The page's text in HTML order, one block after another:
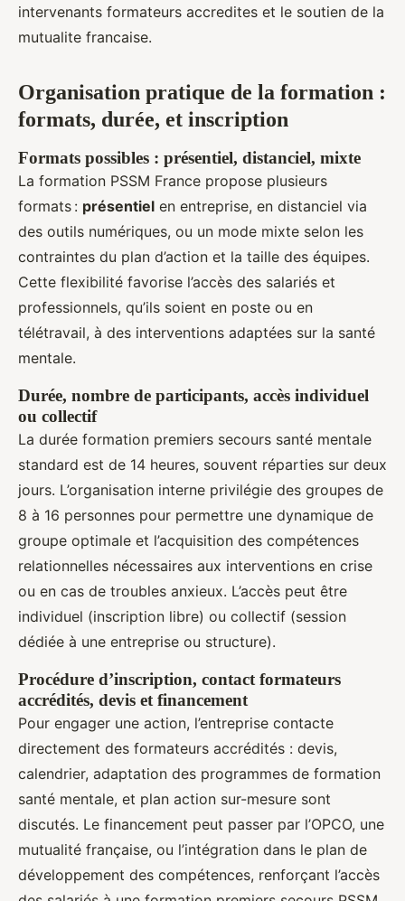
intervenants formateurs accredites et le soutien de la
mutualite francaise.
Organisation pratique de la formation :
formats, durée, et inscription
Formats possibles : présentiel, distanciel, mixte
La formation PSSM France propose plusieurs
formats : présentiel en entreprise, en distanciel via
des outils numériques, ou un mode mixte selon les
contraintes du plan d’action et la taille des équipes.
Cette flexibilité favorise l’accès des salariés et
professionnels, qu’ils soient en poste ou en
télétravail, à des interventions adaptées sur la santé
mentale.
Durée, nombre de participants, accès individuel
ou collectif
La durée formation premiers secours santé mentale
standard est de 14 heures, souvent réparties sur deux
jours. L’organisation interne privilégie des groupes de
8 à 16 personnes pour permettre une dynamique de
groupe optimale et l’acquisition des compétences
relationnelles nécessaires aux interventions en crise
ou en cas de troubles anxieux. L’accès peut être
individuel (inscription libre) ou collectif (session
dédiée à une entreprise ou structure).
Procédure d’inscription, contact formateurs
accrédités, devis et financement
Pour engager une action, l’entreprise contacte
directement des formateurs accrédités : devis,
calendrier, adaptation des programmes de formation
santé mentale, et plan action sur-mesure sont
discutés. Le financement peut passer par l’OPCO, une
mutualité française, ou l’intégration dans le plan de
développement des compétences, renforçant l’accès